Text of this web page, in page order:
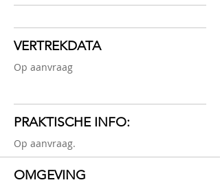
VERTREKDATA
Op aanvraag
PRAKTISCHE INFO:
Op aanvraag.
OMGEVING